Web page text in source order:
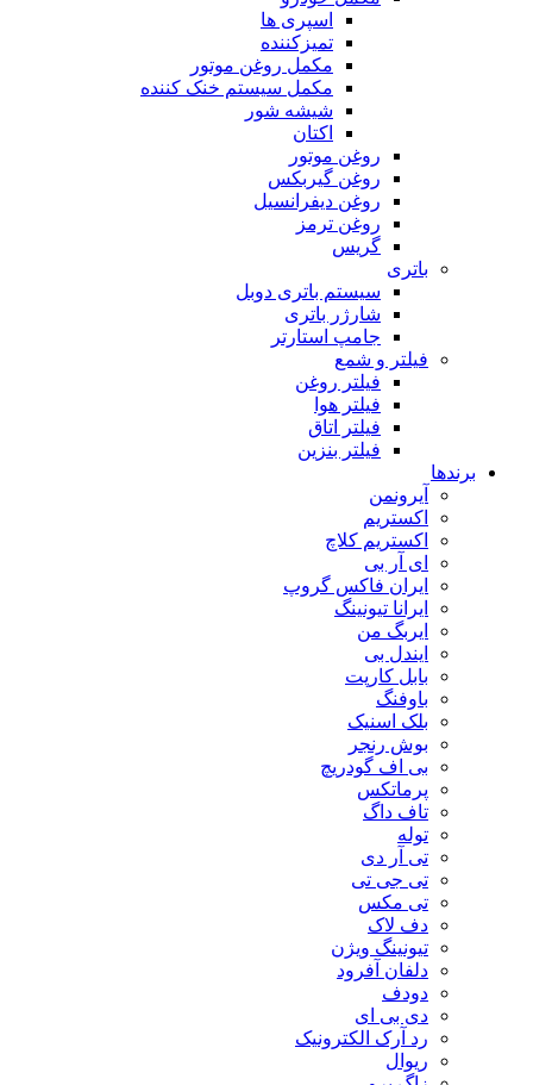
اسپری ها
تمیزکننده
مکمل روغن موتور
مکمل سیستم خنک کننده
شیشه شور
اکتان
روغن موتور
روغن گیربکس
روغن دیفرانسیل
روغن ترمز
گریس
باتری
سیستم باتری دوبل
شارژر باتری
جامپ استارتر
فیلتر و شمع
فیلتر روغن
فیلتر هوا
فیلتر اتاق
فیلتر بنزین
برندها
آیرونمن
اکستریم
اکستریم کلاچ
ای آر بی
ایران فاکس گروپ
ایرانا تیونینگ
ایربگ من
ایندل بی
بابل کارپت
باوفنگ
بلک اسنیک
بوش رنجر
بی اف گودریچ
پرماتکس
تاف داگ
توله
تی آر دی
تی جی تی
تی مکس
دف لاک
تیونینگ ویژن
دلفان آفرود
دودف
دی بی ای
رد آرک الکترونیک
ریوال